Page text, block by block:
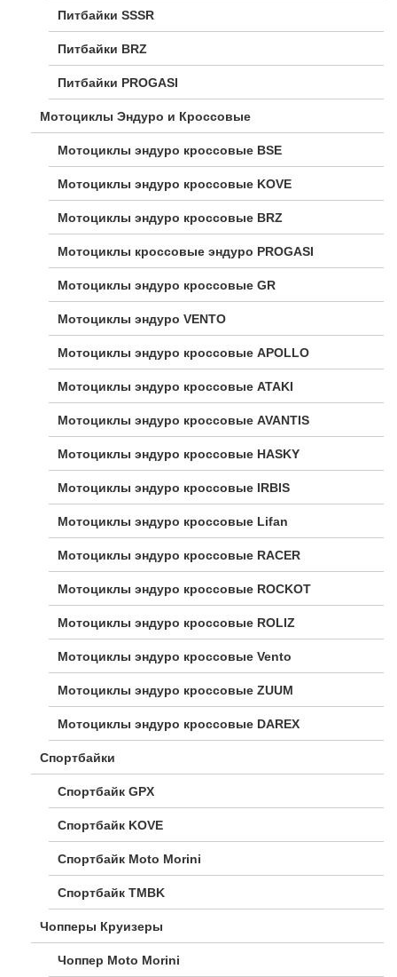
Питбайки SSSR
Питбайки BRZ
Питбайки PROGASI
Мотоциклы Эндуро и Кроссовые
Мотоциклы эндуро кроссовые BSE
Мотоциклы эндуро кроссовые KOVE
Мотоциклы эндуро кроссовые BRZ
Мотоциклы кроссовые эндуро PROGASI
Мотоциклы эндуро кроссовые GR
Мотоциклы эндуро VENTO
Мотоциклы эндуро кроссовые APOLLO
Мотоциклы эндуро кроссовые ATAKI
Мотоциклы эндуро кроссовые AVANTIS
Мотоциклы эндуро кроссовые HASKY
Мотоциклы эндуро кроссовые IRBIS
Мотоциклы эндуро кроссовые Lifan
Мотоциклы эндуро кроссовые RACER
Мотоциклы эндуро кроссовые ROCKOT
Мотоциклы эндуро кроссовые ROLIZ
Мотоциклы эндуро кроссовые Vento
Мотоциклы эндуро кроссовые ZUUM
Мотоциклы эндуро кроссовые DAREX
Спортбайки
Спортбайк GPX
Спортбайк KOVE
Спортбайк Moto Morini
Спортбайк TMBK
Чопперы Круизеры
Чоппер Moto Morini